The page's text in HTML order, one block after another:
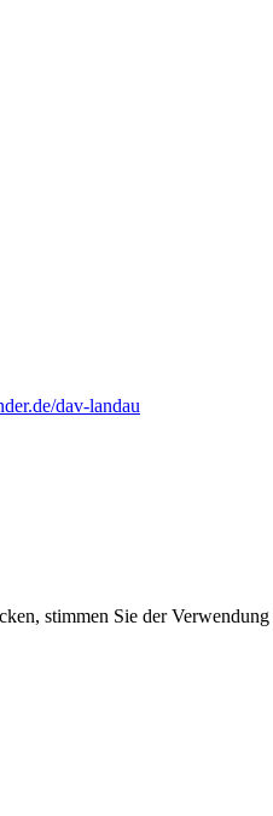
dav-landau
stimmen Sie der